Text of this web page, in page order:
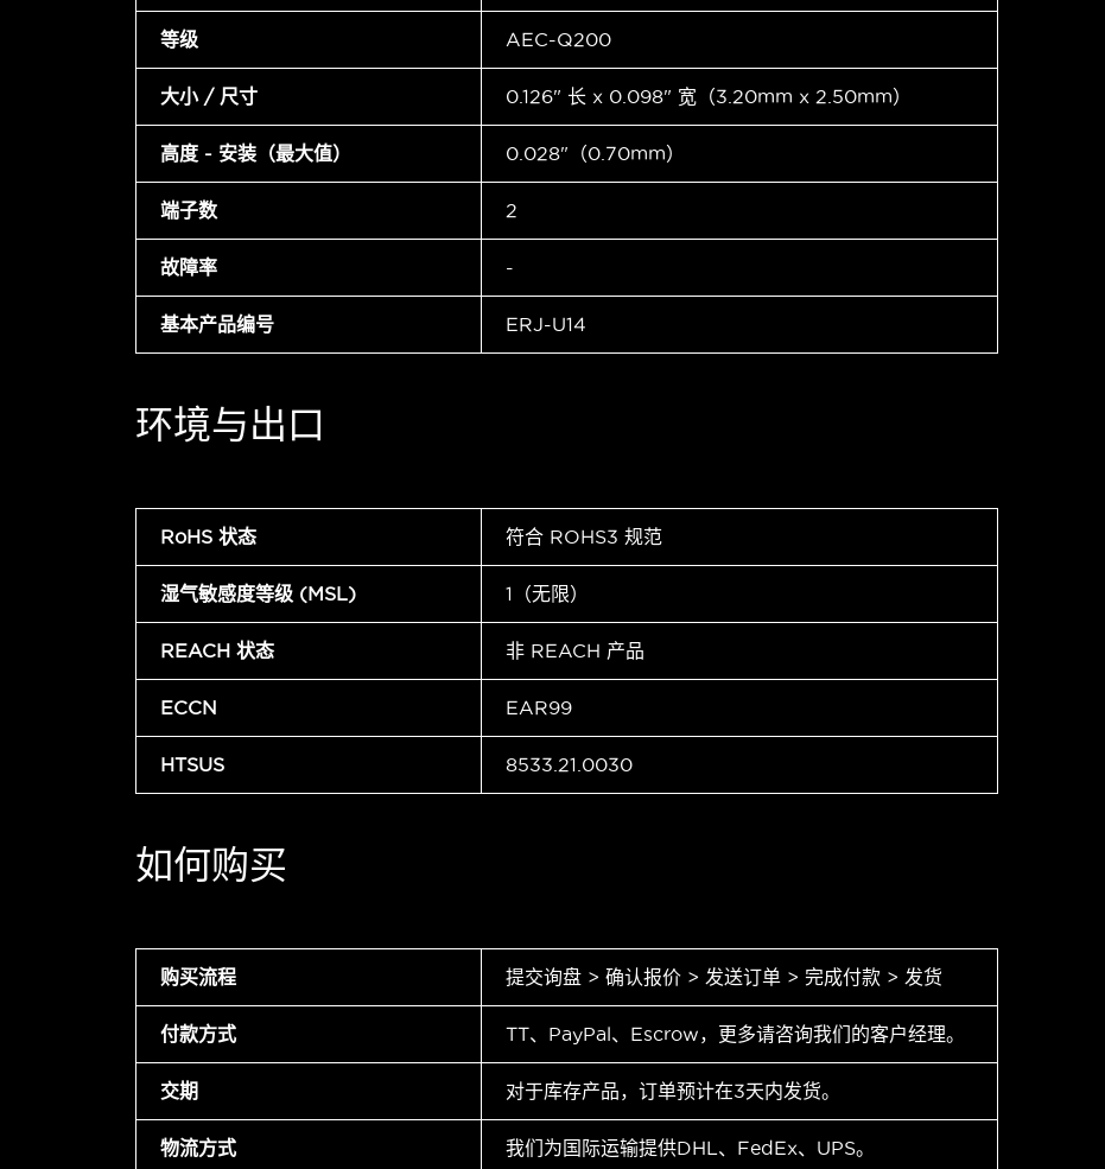
等级 AEC-Q200
大小 / 尺寸 0.126" 长 x 0.098" 宽（3.20mm x 2.50mm）
高度 - 安装（最大值） 0.028"（0.70mm）
端子数 2
故障率 -
基本产品编号 ERJ-U14
环境与出口
RoHS 状态 符合 ROHS3 规范
湿气敏感度等级 (MSL) 1（无限）
REACH 状态 非 REACH 产品
ECCN EAR99
HTSUS 8533.21.0030
如何购买
购买流程 提交询盘 > 确认报价 > 发送订单 > 完成付款 > 发货
付款方式 TT、PayPal、Escrow，更多请咨询我们的客户经理。
交期 对于库存产品，订单预计在3天内发货。
物流方式 我们为国际运输提供DHL、FedEx、UPS。